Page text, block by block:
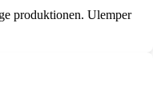
produktionen. Ulemper